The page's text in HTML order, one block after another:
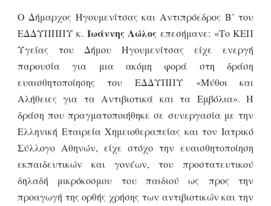
Ο Δήμαρχος Ηγουμενίτσας και Αντιπρόεδρος Β’ του
ΕΔΔΥΠΠΠΥ κ. Ιωάννης Λώλος επεσήμανε: «Το ΚΕΠ
Υγείας του Δήμου Ηγουμενίτσας είχε ενεργή
παρουσία για μια ακόμη φορά στη δράση
ευαισθητοποίησης του ΕΔΔΥΠΠΥ «Μύθοι και
Αλήθειες για τα Αντιβιοτικά και τα Εμβόλια». Η
δράση που πραγματοποιήθηκε σε συνεργασία με την
Ελληνική Εταιρεία Χημειοθεραπείας και τον Ιατρικό
Σύλλογο Αθηνών, είχε στόχο την ευαισθητοποίηση
εκπαιδευτικών και γονέων, του προστατευτικού
δηλαδή μικρόκοσμου του παιδιού ως προς την
προαγωγή της ορθής χρήσης των αντιβιοτικών και την